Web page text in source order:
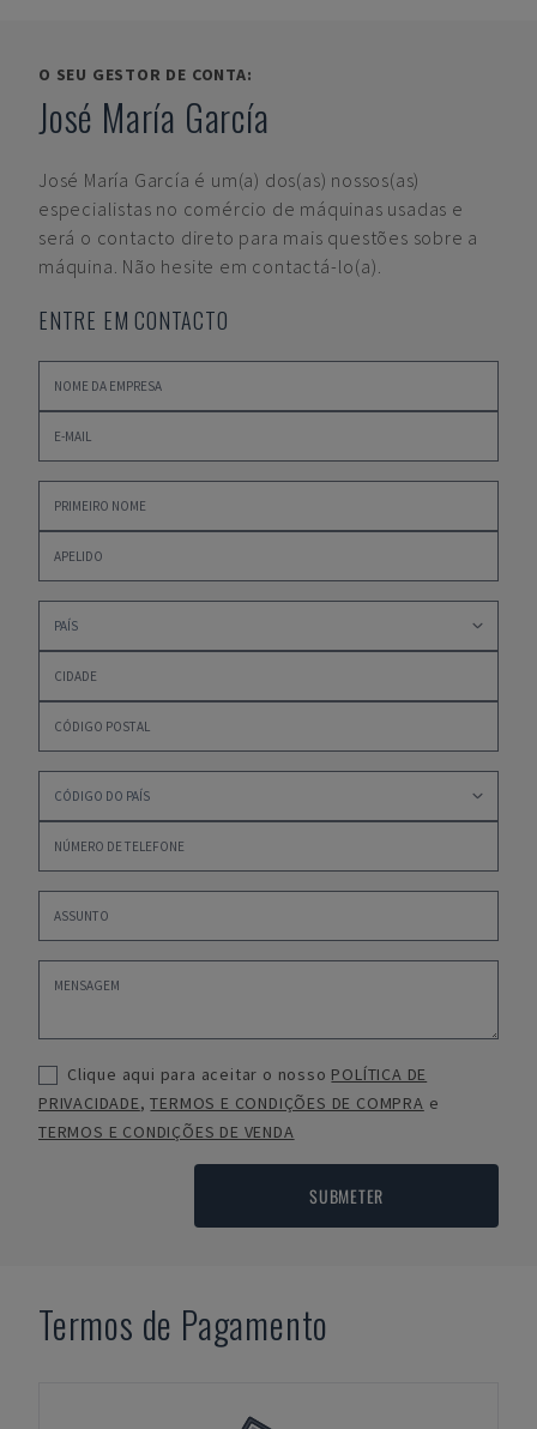
O SEU GESTOR DE CONTA:
José María García
José María García é um(a) dos(as) nossos(as)
especialistas no comércio de máquinas usadas e
será o contacto direto para mais questões sobre a
máquina. Não hesite em contactá-lo(a).
ENTRE EM CONTACTO
Clique aqui para aceitar o nosso POLÍTICA DE
PRIVACIDADE,TERMOS E CONDIÇÕES DE COMPRA e
TERMOS E CONDIÇÕES DE VENDA
SUBMETER
Termos de Pagamento